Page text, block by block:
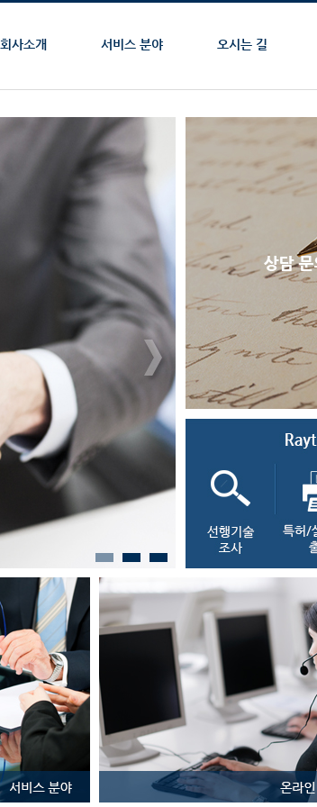
회사소개 서비스 분야 오시는 길